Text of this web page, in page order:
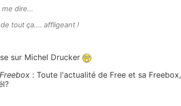
dire...
tout ça.... affligeant !
sur Michel Drucker
: Toute l'actualité de Free et sa Freebox,